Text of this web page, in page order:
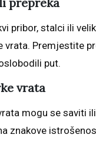
pribor, stalci ili
vrata. Premjestite
put.
vrata
mogu se saviti
znakove